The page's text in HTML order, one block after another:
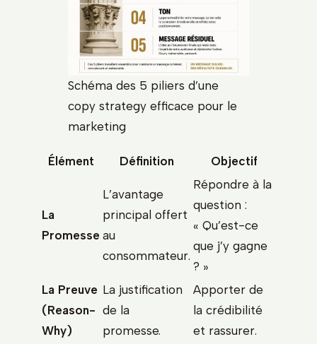
Schéma des 5 piliers d’une
copy strategy efficace pour le
marketing
Élément Définition Objectif
La
Promesse
L’avantage
principal offert
au
consommateur.
Répondre à la
question :
« Qu’est-ce
que j’y gagne
? »
La Preuve
(Reason-
Why)
La justification
de la
promesse.
Apporter de
la crédibilité
et rassurer.